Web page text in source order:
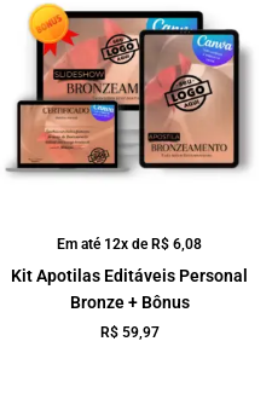
Em até 12x de R$ 6,08
Kit Apotilas Editáveis Personal
Bronze + Bônus
R$59,97